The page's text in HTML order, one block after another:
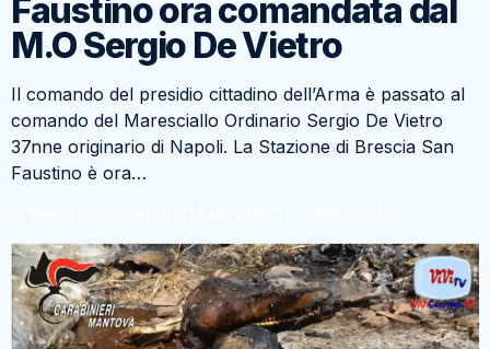
Faustino ora comandata dal
M.O Sergio De Vietro
Il comando del presidio cittadino dell’Arma è passato al
comando del Maresciallo Ordinario Sergio De Vietro
37nne originario di Napoli. La Stazione di Brescia San
Faustino è ora…